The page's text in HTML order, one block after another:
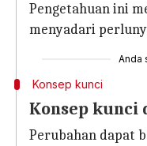
Pengetahuan ini
menyadari
Anda
Konsep kunci
Konsep kunci
Perubahan dapat